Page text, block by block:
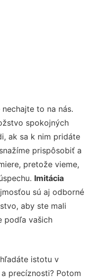
nechajte to na nás.
spokojných
ak sa k nim pridáte
prispôsobiť a
pretože vieme,
Imitácia
sú aj odborné
aby ste mali
podľa vašich
istotu v
precíznosti? Potom